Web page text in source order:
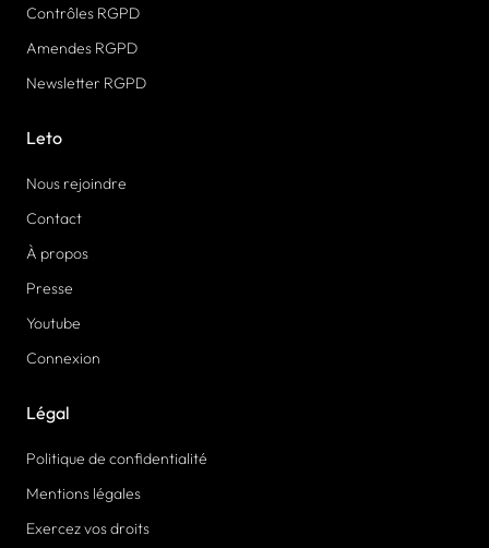
Contrôles RGPD
Amendes RGPD
Newsletter RGPD
Leto
Nous rejoindre
Contact
À propos
Presse
Youtube
Connexion
Légal
Politique de confidentialité
Mentions légales
Exercez vos droits